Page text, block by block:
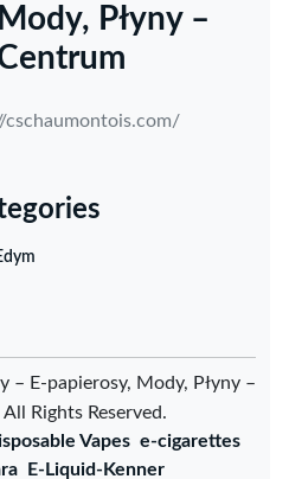
Płyny –
cschaumontois.com/
– E-papierosy, Mody, Płyny –
Rights Reserved.
Vapes e-cigarettes
E-Liquid-Kenner